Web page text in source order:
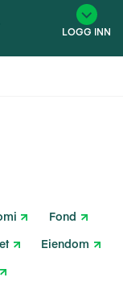
LOGG INN
Fond
Eiendom